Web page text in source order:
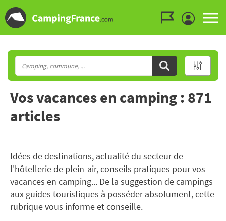
Vos vacances en camping : 871
articles
Idées de destinations, actualité du secteur de
l'hôtellerie de plein-air, conseils pratiques pour vos
vacances en camping... De la suggestion de campings
aux guides touristiques à posséder absolument, cette
rubrique vous informe et conseille.